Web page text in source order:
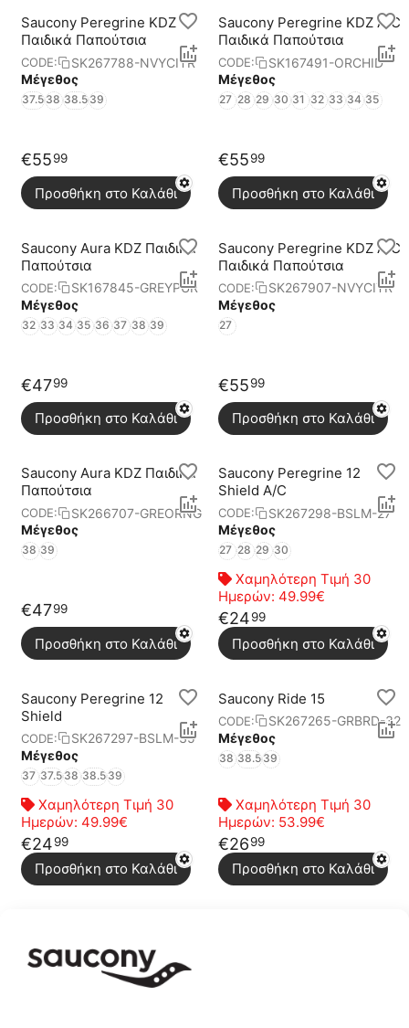
Saucony Peregrine KDZ
Παιδικά Παπούτσια
CODE:
SK267788-NVYCITR
Μέγεθος
37.538 38.539
€5599
Προσθήκη στο Καλάθι
Saucony Peregrine KDZ A/C
Παιδικά Παπούτσια
CODE:
SK167491-ORCHID
Μέγεθος
27 28 29 30 31 32 33 34 35
€5599
Προσθήκη στο Καλάθι
Saucony Aura KDZ Παιδικά
Παπούτσια
CODE:
SK167845-GREYPUR
Μέγεθος
32 33 34 35 36 37 38 39
€4799
Προσθήκη στο Καλάθι
Saucony Peregrine KDZ A/C
Παιδικά Παπούτσια
CODE:
SK267907-NVYCITR
Μέγεθος
27
€5599
Προσθήκη στο Καλάθι
Saucony Aura KDZ Παιδικά
Παπούτσια
CODE:
SK266707-GREORNG
Μέγεθος
38 39
€4799
Προσθήκη στο Καλάθι
Saucony Peregrine 12
Shield A/C
CODE:
SK267298-BSLM-27
Μέγεθος
27 28 29 30
Χαμηλότερη Τιμή 30
Ημερών: 49.99€
€2499
Προσθήκη στο Καλάθι
Saucony Peregrine 12
Shield
CODE:
SK267297-BSLM-35
Μέγεθος
37 37.538 38.539
Χαμηλότερη Τιμή 30
Ημερών: 49.99€
€2499
Προσθήκη στο Καλάθι
Saucony Ride 15
CODE:
SK267265-GRBRD-32
Μέγεθος
38 38.5 39
Χαμηλότερη Τιμή 30
Ημερών: 53.99€
€2699
Προσθήκη στο Καλάθι
CODE:
SK167266-MVIND-32
Μέγεθος